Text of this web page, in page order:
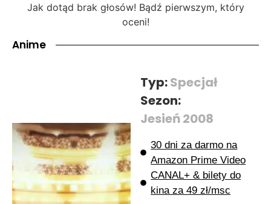
Jak dotąd brak głosów! Bądź pierwszym, który
oceni!
Anime
Typ:Specjał
Sezon:
Jesień 2008
30 dni za darmo na
Amazon Prime Video
CANAL+ & bilety do
kina za 49 zł/msc